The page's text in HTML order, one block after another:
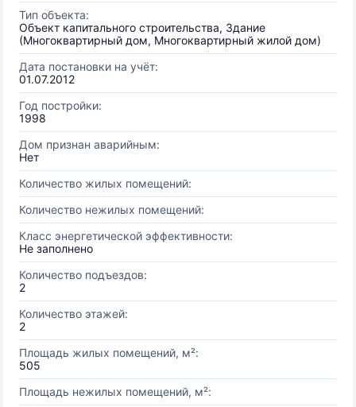
Тип объекта:
Объект капитального строительства, Здание
(Многоквартирный дом, Многоквартирный жилой дом)
Дата постановки на учёт:
01.07.2012
Год постройки:
1998
Дом признан аварийным:
Нет
Количество жилых помещений:
Количество нежилых помещений:
Класс энергетической эффективности:
Не заполнено
Количество подъездов:
2
Количество этажей:
2
Площадь жилых помещений, м²:
505
Площадь нежилых помещений, м²: